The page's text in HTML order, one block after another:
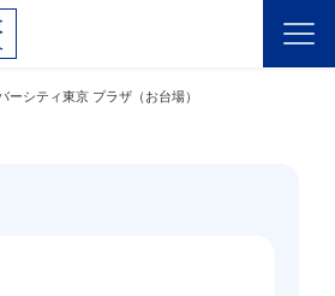
ーシティ東京 プラザ（お台場）